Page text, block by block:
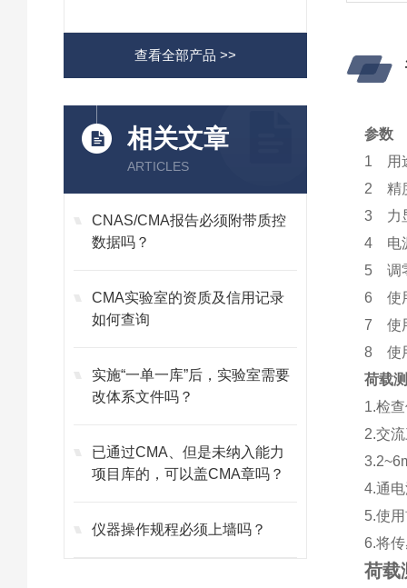
查看全部产品 >>
相关文章
ARTICLES
CNAS/CMA报告必须附带质控
数据吗？
CMA实验室的资质及信用记录
如何查询
实施“一单一库”后，实验室需要
改体系文件吗？
已通过CMA、但是未纳入能力
项目库的，可以盖CMA章吗？
仪器操作规程必须上墙吗？
参数
1 用
2 精
3 力
4 电
5 调
6 使
7 使
8 使
荷载
1.检
2.交
4.通
5.使
6.将
荷载